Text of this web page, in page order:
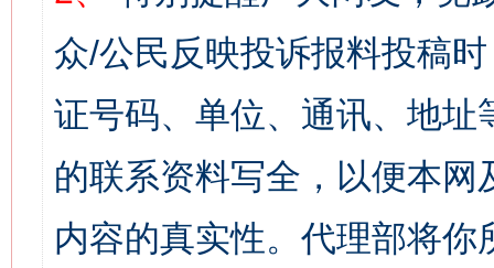
众/公民反映投诉报料投稿
证号码、单位、通讯、地
的联系资料写全，以便本
内容的真实性。代理部将